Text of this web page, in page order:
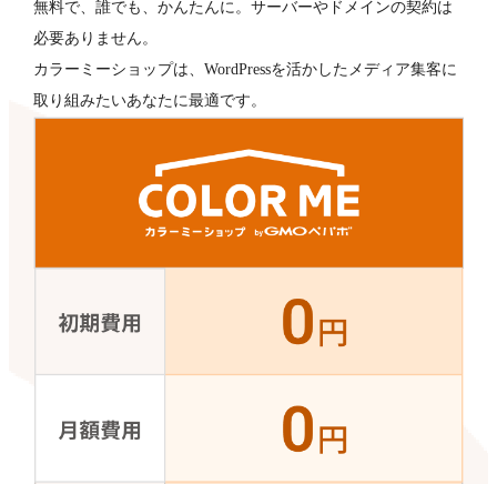
無料で、誰でも、かんたんに。サーバーやドメインの契約は
必要ありません。
カラーミーショップは、WordPressを活かしたメディア集客に
取り組みたいあなたに最適です。